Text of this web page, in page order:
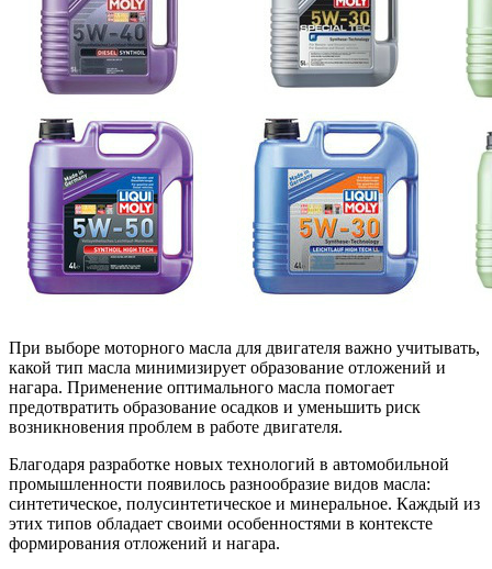
При выборе моторного масла для двигателя важно учитывать,
какой тип масла минимизирует образование отложений и
нагара. Применение оптимального масла помогает
предотвратить образование осадков и уменьшить риск
возникновения проблем в работе двигателя.
Благодаря разработке новых технологий в автомобильной
промышленности появилось разнообразие видов масла:
синтетическое, полусинтетическое и минеральное. Каждый из
этих типов обладает своими особенностями в контексте
формирования отложений и нагара.